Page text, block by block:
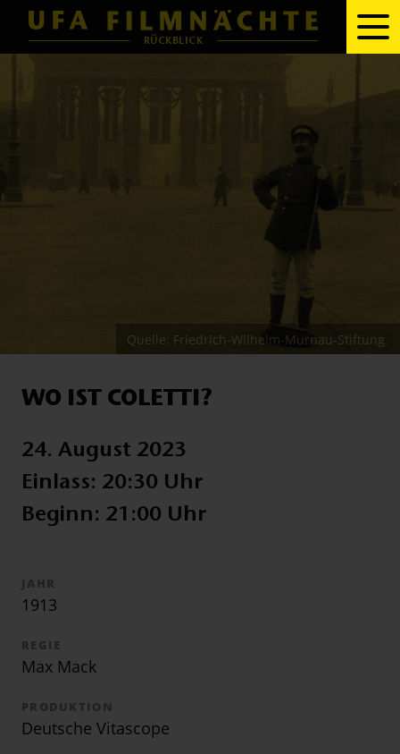
RÜCKBLICK
WO IST COLETTI?
24. August 2023
Einlass: 20:30 Uhr
Beginn: 21:00 Uhr
JAHR
1913
REGIE
Max Mack
PRODUKTION
Deutsche Vitascope
Quelle: Friedrich-Wilhelm-Murnau-Stiftung